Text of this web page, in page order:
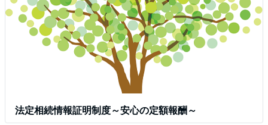
法定相続情報証明制度～安心の定額報酬～